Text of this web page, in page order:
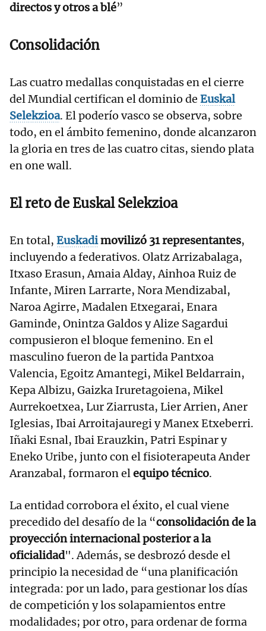
directos y otros a blé”
Consolidación
Las cuatro medallas conquistadas en el cierre
del Mundial certifican el dominio de Euskal
Selekzioa. El poderío vasco se observa, sobre
todo, en el ámbito femenino, donde alcanzaron
la gloria en tres de las cuatro citas, siendo plata
en one wall.
El reto de Euskal Selekzioa
En total, Euskadimovilizó 31 representantes,
incluyendo a federativos. Olatz Arrizabalaga,
Itxaso Erasun, Amaia Alday, Ainhoa Ruiz de
Infante, Miren Larrarte, Nora Mendizabal,
Naroa Agirre, Madalen Etxegarai, Enara
Gaminde, Onintza Galdos y Alize Sagardui
compusieron el bloque femenino. En el
masculino fueron de la partida Pantxoa
Valencia, Egoitz Amantegi, Mikel Beldarrain,
Kepa Albizu, Gaizka Iruretagoiena, Mikel
Aurrekoetxea, Lur Ziarrusta, Lier Arrien, Aner
Iglesias, Ibai Arroitajauregi y Manex Etxeberri.
Iñaki Esnal, Ibai Erauzkin, Patri Espinar y
Eneko Uribe, junto con el fisioterapeuta Ander
Aranzabal, formaron elequipo técnico.
La entidad corrobora el éxito, el cual viene
precedido del desafío de la “consolidación de la
proyección internacional posterior a la
oficialidad". Además, se desbrozó desde el
principio la necesidad de “una planificación
integrada: por un lado, para gestionar los días
de competición y los solapamientos entre
modalidades; por otro, para ordenar de forma